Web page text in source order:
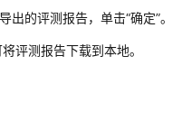
出的评测报告，单击“确定”。
评测报告下载到本地。